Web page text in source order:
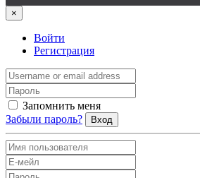
×
Войти
Регистрация
Запомнить меня
Забыли пароль?
Вход